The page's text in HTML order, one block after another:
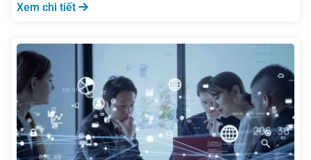
Xem chi tiết